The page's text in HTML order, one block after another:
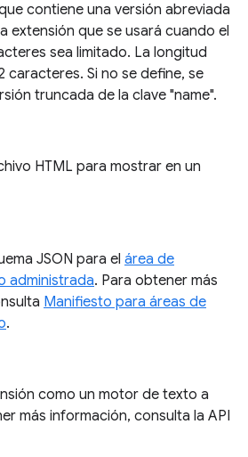
contiene una versión abreviada
extensión que se usará cuando el
sea limitado. La longitud
caracteres. Si no se define, se
truncada de la clave "name".
HTML para mostrar en un
JSON para el área de
administrada. Para obtener más
Manifiesto para áreas de
.
como un motor de texto a
más información, consulta la API